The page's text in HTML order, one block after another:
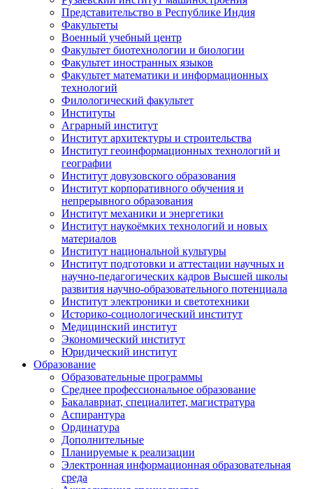
Представительство в Республике Индия
Факультеты
Военный учебный центр
Факультет биотехнологии и биологии
Факультет иностранных языков
Факультет математики и информационных
технологий
Филологический факультет
Институты
Аграрный институт
Институт архитектуры и строительства
Институт геоинформационных технологий и
географии
Институт довузовского образования
Институт корпоративного обучения и
непрерывного образования
Институт механики и энергетики
Институт наукоёмких технологий и новых
материалов
Институт национальной культуры
Институт подготовки и аттестации научных и
научно-педагогических кадров Высшей школы
развития научно-образовательного потенциала
Институт электроники и светотехники
Историко-социологический институт
Медицинский институт
Экономический институт
Юридический институт
Образование
Образовательные программы
Среднее профессиональное образование
Бакалавриат, специалитет, магистратура
Аспирантура
Ординатура
Дополнительные
Планируемые к реализации
Электронная информационная образовательная
среда